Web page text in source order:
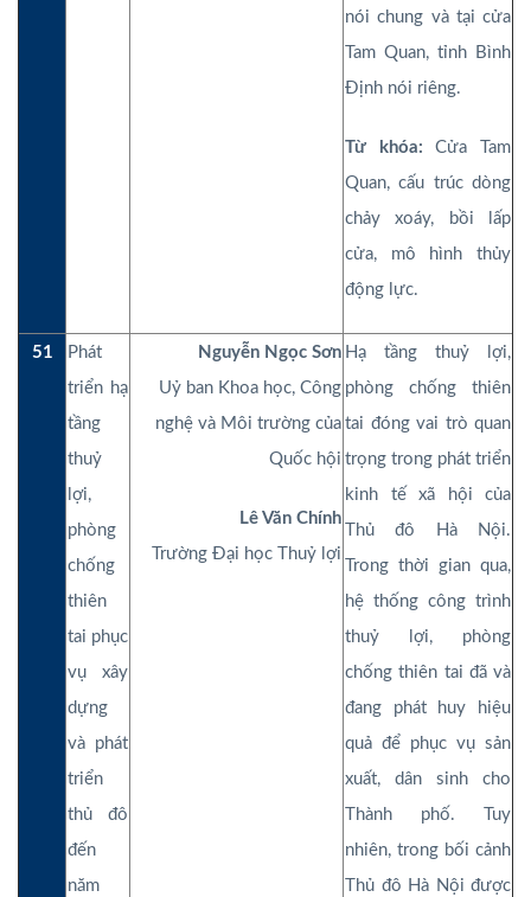
nói chung và tại cửa
Tam Quan, tỉnh Bình
Định nói riêng.
Từ khóa: Cửa Tam
Quan, cấu trúc dòng
chảy xoáy, bồi lấp
cửa, mô hình thủy
động lực.
51
Phát
triển hạ
tầng
thuỷ
lợi,
phòng
chống
thiên
tai phục
vụ xây
dựng
và phát
triển
thủ đô
đến
năm
Nguyễn Ngọc Sơn
Uỷ ban Khoa học, Công
nghệ và Môi trường của
Quốc hội
Lê Văn Chính
Trường Đại học Thuỷ lợi
Hạ tầng thuỷ lợi,
phòng chống thiên
tai đóng vai trò quan
trọng trong phát triển
kinh tế xã hội của
Thủ đô Hà Nội.
Trong thời gian qua,
hệ thống công trình
thuỷ lợi, phòng
chống thiên tai đã và
đang phát huy hiệu
quả để phục vụ sản
xuất, dân sinh cho
Thành phố. Tuy
nhiên, trong bối cảnh
Thủ đô Hà Nội được